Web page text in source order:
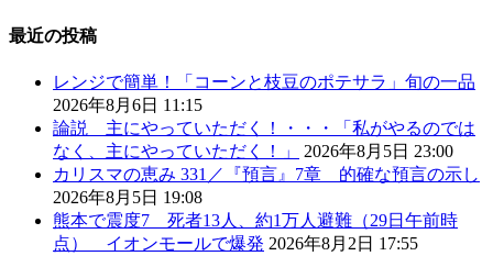
最近の投稿
レンジで簡単！「コーンと枝豆のポテサラ」旬の一品
2026年8月6日 11:15
論説 主にやっていただく！・・・「私がやるのでは
なく、主にやっていただく！」
2026年8月5日 23:00
カリスマの恵み 331／『預言』7章 的確な預言の示し
2026年8月5日 19:08
熊本で震度7 死者13人、約1万人避難（29日午前時
点） イオンモールで爆発 2026年8月2日 17:55